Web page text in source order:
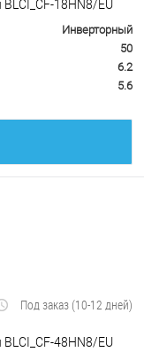
18HN8/EU
Инверторный
50
6.2
5.6
Под заказ (10-12 дней)
48HN8/EU